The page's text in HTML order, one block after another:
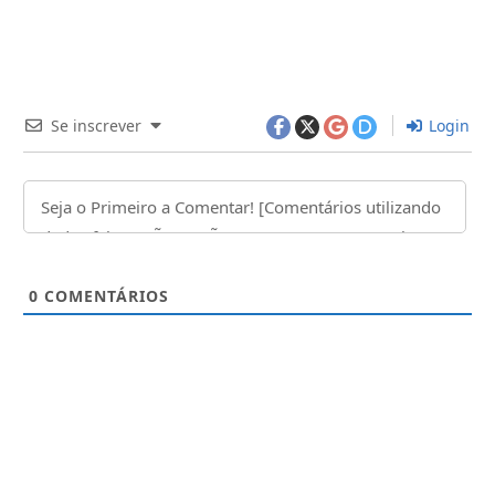
Se inscrever Login
0 COMENTÁRIOS